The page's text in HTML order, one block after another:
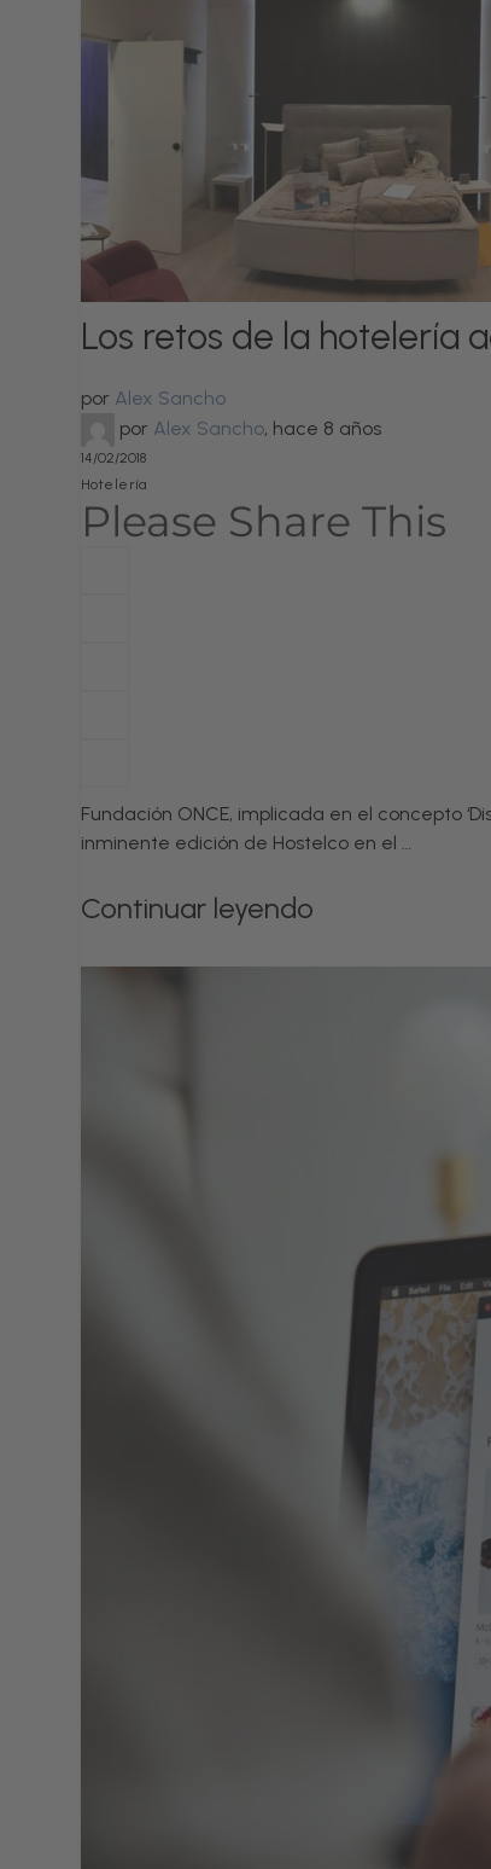
Los retos de la hotelería
por Alex Sancho
por Alex Sancho, hace 8 años
14/02/2018
Hotelería
Please Share This
Fundación ONCE, implicada en el concepto
inminente edición de Hostelco en el …
Continuar leyendo